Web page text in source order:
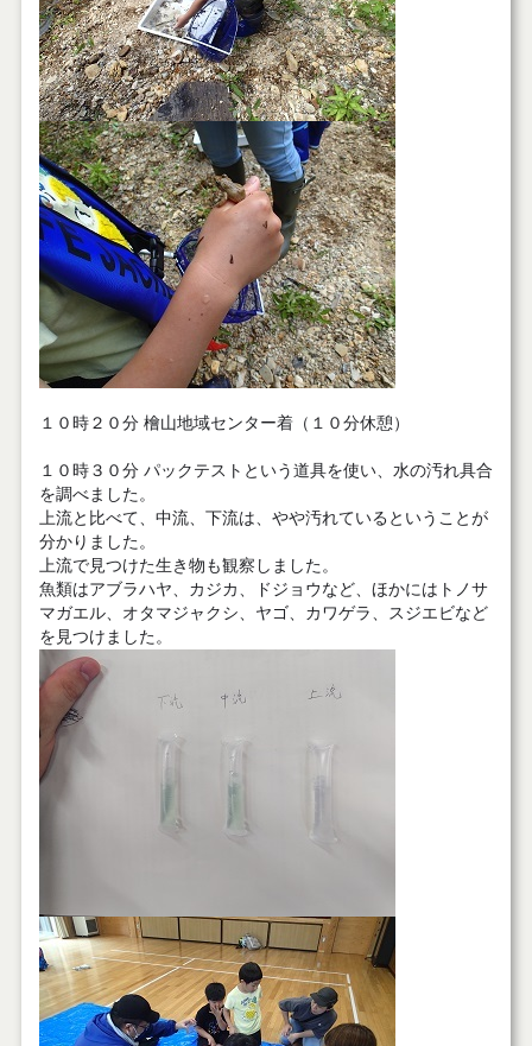
１０時２０分 檜山地域センター着（１０分休憩）
１０時３０分 パックテストという道具を使い、水の汚れ具合
を調べました。
上流と比べて、中流、下流は、やや汚れているということが
分かりました。
上流で見つけた生き物も観察しました。
魚類はアブラハヤ、カジカ、ドジョウなど、ほかにはトノサ
マガエル、オタマジャクシ、ヤゴ、カワゲラ、スジエビなど
を見つけました。